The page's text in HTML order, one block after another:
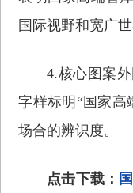
国际视野和宽广世
4.核心图案
字样标明“国家高
场合的辨识度。
点击下载：